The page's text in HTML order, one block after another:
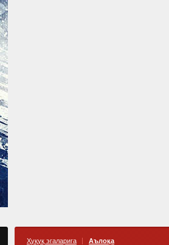
Ҳуқуқ эгаларига Аълоқа